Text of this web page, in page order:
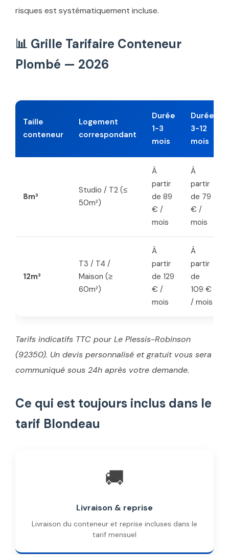
risques est systématiquement incluse.
📊 Grille Tarifaire Conteneur
Plombé — 2026
Taille
conteneur
Logement
correspondant
Durée
1-3
mois
Durée
3-12
mois
8m³
Studio / T2 (≤
50m²)
À
partir
de 89
€ /
mois
À
partir
de 79
€ /
mois
12m³
T3 / T4 /
Maison (≥
60m²)
À
partir
de 129
€ /
mois
À
partir
de
109 €
/ mois
Tarifs indicatifs TTC pour Le Plessis-Robinson
(92350). Un devis personnalisé et gratuit vous sera
communiqué sous 24h après votre demande.
Ce qui est toujours inclus dans le
tarif Blondeau
🚚
Livraison & reprise
Livraison du conteneur et reprise incluses dans le
tarif mensuel